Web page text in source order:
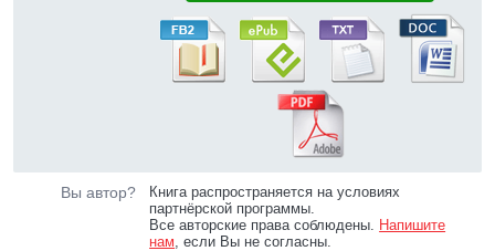
Вы автор?
Книга распространяется на условиях
партнёрской программы.
Все авторские права соблюдены. Напишите
нам, если Вы не согласны.